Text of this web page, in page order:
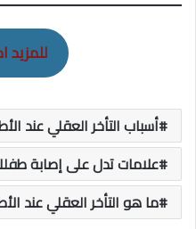
أسباب التأخر العقلي عند
علامات تدل على إصابة
ما هو التأخر العقلي عند